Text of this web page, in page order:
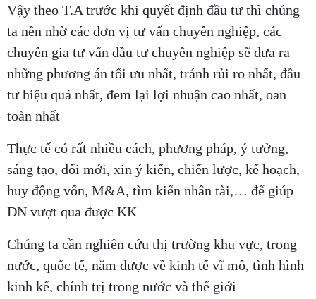
Vậy theo T.A trước khi quyết định đầu tư thì chúng
ta nên nhờ các đơn vị tư vấn chuyên nghiệp, các
chuyên gia tư vấn đầu tư chuyên nghiệp sẽ đưa ra
những phương án tối ưu nhất, tránh rủi ro nhất, đầu
tư hiệu quả nhất, đem lại lợi nhuận cao nhất, oan
toàn nhất
Thực tế có rất nhiều cách, phương pháp, ý tưởng,
sáng tạo, đổi mới, xin ý kiến, chiến lược, kế hoạch,
huy động vốn, M&A, tìm kiến nhân tài,… để giúp
DN vượt qua được KK
Chúng ta cần nghiên cứu thị trường khu vực, trong
nước, quốc tế, nắm được về kinh tế vĩ mô, tình hình
kinh kế, chính trị trong nước và thế giới